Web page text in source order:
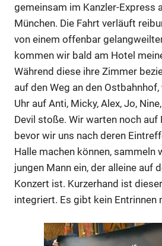
gemeinsam im Kanzler-Express
München. Die Fahrt verläuft
von einem offenbar
kommen wir bald am Hotel
Während diese ihre Zimmer
auf den Weg an den
Uhr auf Anti, Micky, Alex, Jo,
Devil stoße. Wir warten noch auf
bevor wir uns nach deren
Halle machen können, sammeln
jungen Mann ein, der alleine auf
Konzert ist. Kurzerhand ist
integriert. Es gibt kein Entrinnen